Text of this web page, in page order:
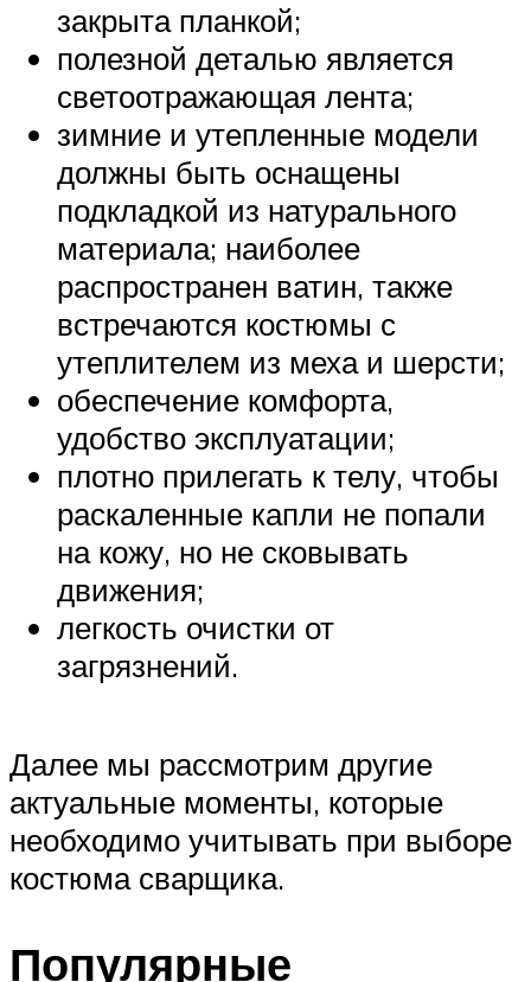
закрыта планкой;
полезной деталью является
светоотражающая лента;
зимние и утепленные модели
должны быть оснащены
подкладкой из натурального
материала; наиболее
распространен ватин, также
встречаются костюмы с
утеплителем из меха и шерсти;
обеспечение комфорта,
удобство эксплуатации;
плотно прилегать к телу, чтобы
раскаленные капли не попали
на кожу, но не сковывать
движения;
легкость очистки от
загрязнений.
Далее мы рассмотрим другие
актуальные моменты, которые
необходимо учитывать при выборе
костюма сварщика.
Популярные